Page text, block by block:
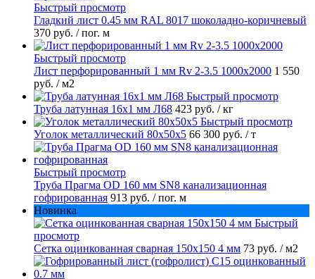
Быстрый просмотр
Гладкий лист 0.45 мм RAL 8017 шоколадно-коричневый
370 руб. / пог. м
Быстрый просмотр
Лист перфорированный 1 мм Rv 2-3.5 1000х2000 1 550
руб. / м2
Быстрый просмотр
Труба латунная 16х1 мм Л68 423 руб. / кг
Быстрый просмотр
Уголок металлический 80х50х5 66 300 руб. / т
Быстрый просмотр
Труба Прагма OD 160 мм SN8 канализационная
гофрированная 913 руб. / пог. м
Новинка
Быстрый
просмотр
Сетка оцинкованная сварная 150х150 4 мм 73 руб. / м2